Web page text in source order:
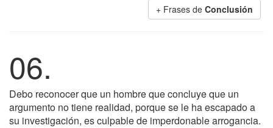
+ Frases de Conclusión
06.
Debo reconocer que un hombre que concluye que un
argumento no tiene realidad, porque se le ha escapado a
su investigación, es culpable de imperdonable arrogancia.